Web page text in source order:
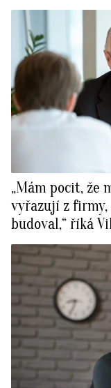
„Mám pocit, že
vyřazují z
budoval,“ říká